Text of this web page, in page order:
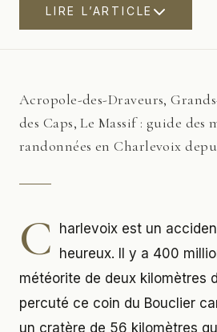
LIRE L’ARTICLE
Acropole-des-Draveurs,
des Caps, Le Massif : guide des
randonnées en Charlevoix
C
harlevoix est un
heureux. Il y a 400
météorite de deux kilomètres
percuté ce coin du Bouclier
un cratère de 56 kilomètres